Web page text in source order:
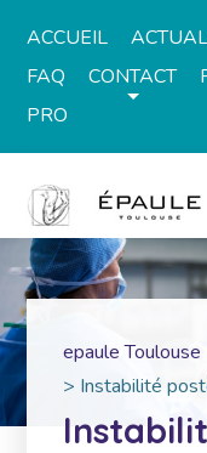
ACCUEIL
FAQ
CONTACT
PRO
epaule Toulouse
> Instabilité